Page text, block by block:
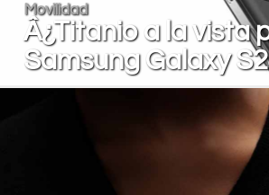
Movilidad
Â¿Titanio a la vista
Samsung Galaxy